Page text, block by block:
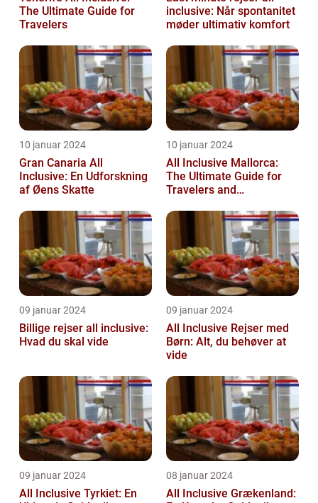
The Ultimate Guide for
Travelers
inclusive: Når spontanitet
møder ultimativ komfort
10 januar 2024
Gran Canaria All
Inclusive: En Udforskning
af Øens Skatte
10 januar 2024
All Inclusive Mallorca:
The Ultimate Guide for
Travelers and
09 januar 2024
Billige rejser all inclusive:
Hvad du skal vide
09 januar 2024
All Inclusive Rejser med
Børn: Alt, du behøver at
vide
09 januar 2024
All Inclusive Tyrkiet: En
08 januar 2024
All Inclusive Grækenland: